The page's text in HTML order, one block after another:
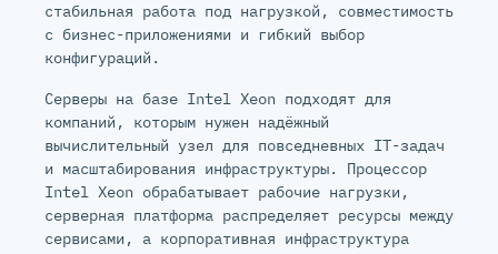
стабильная работа под нагрузкой, совместимость
с бизнес-приложениями и гибкий выбор
конфигураций.
Серверы на базе Intel Xeon подходят для
компаний, которым нужен надёжный
вычислительный узел для повседневных IT-задач
и масштабирования инфраструктуры. Процессор
Intel Xeon обрабатывает рабочие нагрузки,
серверная платформа распределяет ресурсы между
сервисами, а корпоративная инфраструктура